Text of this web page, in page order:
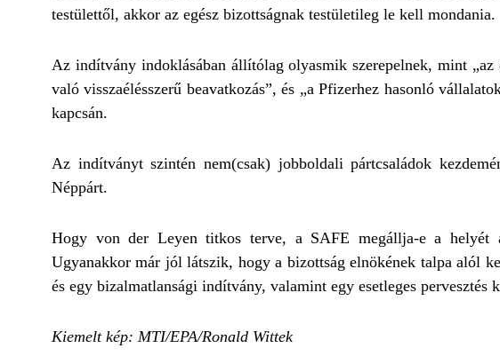
testülettől, akkor az egész bizottságnak testületileg le kell mondania.
Az indítvány indoklásában állítólag olyasmik szerepelnek, mint
való visszaélésszerű beavatkozás”, és „a Pfizerhez hasonló
kapcsán.
Az indítványt szintén nem(csak) jobboldali pártcsaládok
Néppárt.
Hogy von der Leyen titkos terve, a SAFE megállja-e a
Ugyanakkor már jól látszik, hogy a bizottság elnökének talpa alól
és egy bizalmatlansági indítvány, valamint egy esetleges pervesztés
Kiemelt kép: MTI/EPA/Ronald Wittek